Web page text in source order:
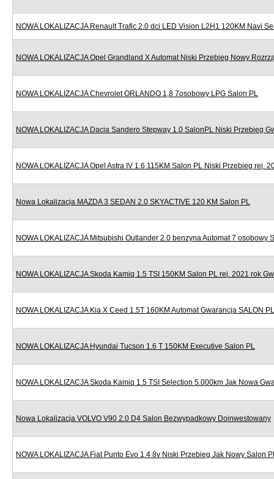
NOWA LOKALIZACJA Renault Trafic 2.0 dci LED Vision L2H1 120KM Navi
NOWA LOKALIZACJA Opel Grandland X Automat Niski Przebieg Nowy
NOWA LOKALIZACJA Chevrolet ORLANDO 1,8 7osobowy LPG Salon PL
NOWA LOKALIZACJA Dacia Sandero Stepway 1.0 SalonPL Niski Przebieg
NOWA LOKALIZACJA Opel Astra IV 1.6 115KM Salon PL Niski Przebieg rej.
Nowa Lokalizacja MAZDA 3 SEDAN 2.0 SKYACTIVE 120 KM Salon PL
NOWA LOKALIZACJA Mitsubishi Outlander 2.0 benzyna Automat 7 osobowy
NOWA LOKALIZACJA Skoda Kamiq 1.5 TSI 150KM Salon PL rej. 2021 rok
NOWA LOKALIZACJA Kia X Ceed 1.5T 160KM Automat Gwarancja SALON PL
NOWA LOKALIZACJA Hyundai Tucson 1.6 T 150KM Executive Salon PL
NOWA LOKALIZACJA Skoda Kamiq 1.5 TSI Selection 5.000km Jak Nowa
Nowa Lokalizacja VOLVO V90 2.0 D4 Salon Bezwypadkowy Doinwestowany
NOWA LOKALIZACJA Fiat Punto Evo 1.4 8v Niski Przebieg Jak Nowy Salon